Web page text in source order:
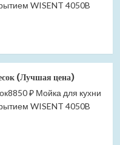
WISENT 4050B
(Лучшая цена)
₽ Мойка для кухни
WISENT 4050B